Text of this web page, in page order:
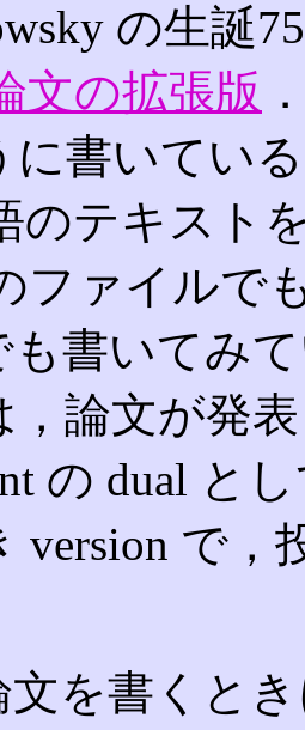
の生誕
文の拡張版
に書いてい
のテキスト
ファイルで
も書いてみ
，論文が発
の dual と
version で
を書くと